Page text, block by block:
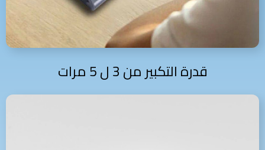
قدرة التكبير من 3 ل 5 مرات